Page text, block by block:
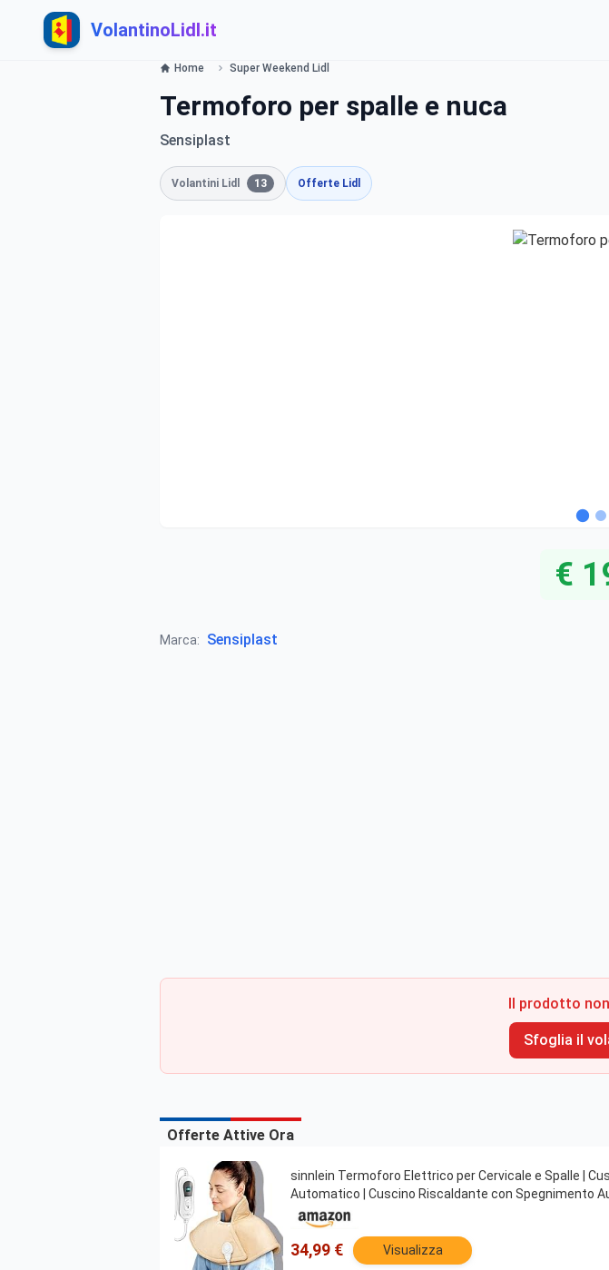
VolantinoLidl.it
Home Super Weekend Lidl
Termoforo per spalle e nuca
Sensiplast
Volantini Lidl 13 Offerte Lidl
€
Marca: Sensiplast
Il prodotto
Sfoglia il
Offerte Attive Ora
sinnlein Termoforo Elettrico per Cervicale e Spalle |
Automatico | Cuscino Riscaldante con Spegnimento
34,99 € Visualizza